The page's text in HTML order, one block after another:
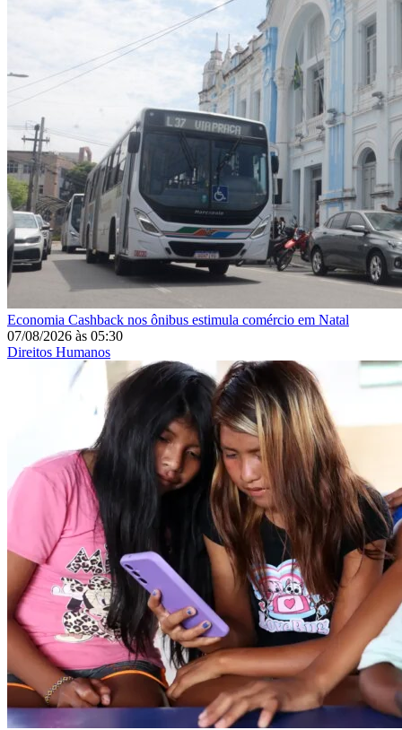
Economia Cashback nos ônibus estimula comércio em Natal
07/08/2026 às 05:30
Direitos Humanos